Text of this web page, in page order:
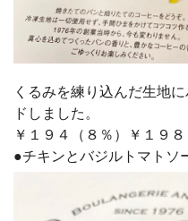
くるみを練り込んだ生地
ドしました。
￥１９４（８％）￥１９
●チキンとバジルトマトソ